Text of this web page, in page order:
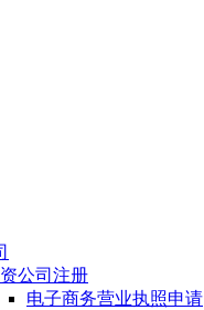
公司注册
电子商务营业执照申请